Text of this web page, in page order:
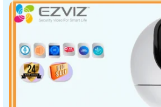
có thể xem ban đêm và hồng ngoại 10m